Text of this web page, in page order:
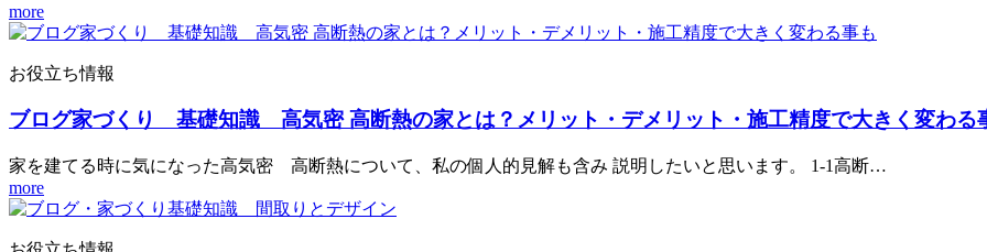
more
お役立ち情報
ブログ家づくり 基礎知識 高気密 高断熱の家とは？メリット・デメリット・施工精度で大きく変わる
家を建てる時に気になった高気密 高断熱について、私の個人的見解も含み 説明したいと思います。 1-1高断…
more